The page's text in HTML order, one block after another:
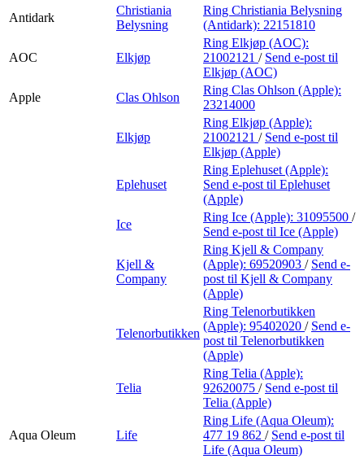
Antidark
Christiania
Belysning
Ring Christiania Belysning
(Antidark): 22151810
AOC Elkjøp
Ring Elkjøp (AOC):
21002121 / Send e-post til
Elkjøp (AOC)
Apple
Clas Ohlson
Ring Clas Ohlson (Apple):
23214000
Elkjøp
Ring Elkjøp (Apple):
21002121 / Send e-post til
Elkjøp (Apple)
Eplehuset
Ring Eplehuset (Apple):
Send e-post til Eplehuset
(Apple)
Ice
Ring Ice (Apple): 31095500 /
Send e-post til Ice (Apple)
Kjell &
Company
Ring Kjell & Company
(Apple): 69520903 / Send e-
post til Kjell & Company
(Apple)
Telenorbutikken
Ring Telenorbutikken
(Apple): 95402020 / Send e-
post til Telenorbutikken
(Apple)
Telia
Ring Telia (Apple):
92620075 / Send e-post til
Telia (Apple)
Aqua Oleum Life
Ring Life (Aqua Oleum):
477 19 862 / Send e-post til
Life (Aqua Oleum)